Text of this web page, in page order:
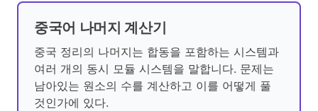
중국어 나머지 계산기
중국 정리의 나머지는 합동을 포함하는 시스템과
여러 개의 동시 모듈 시스템을 말합니다. 문제는
남아있는 원소의 수를 계산하고 이를 어떻게 풀
것인가에 있다.